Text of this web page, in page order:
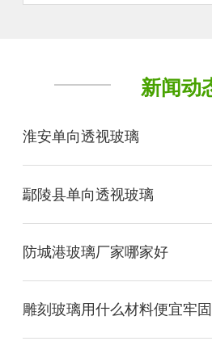
新闻动
淮安单向透视玻璃
鄢陵县单向透视玻璃
防城港玻璃厂家哪家好
雕刻玻璃用什么材料便宜牢固